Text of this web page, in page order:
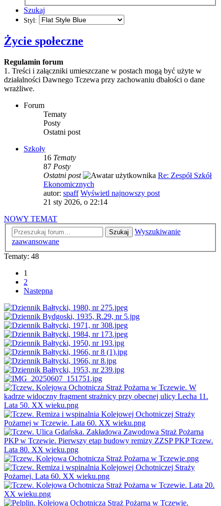
Szukaj
Styl:
Życie społeczne
Regulamin forum
1. Treści i załączniki umieszczane w postach mogą być użyte w
działalności Dawnego Tczewa przy zachowaniu dbałości o dane
wrażliwe.
Forum
Tematy
Posty
Ostatni post
Szkoły
16 Tematy
87 Posty
Ostatni post
Re: Zespół Szkół
Ekonomicznych
autor: spaff Wyświetl najnowszy post
21 sty 2026, o 22:14
NOWY TEMAT
Szukaj
Wyszukiwanie
zaawansowane
Tematy: 48
1
2
Następna